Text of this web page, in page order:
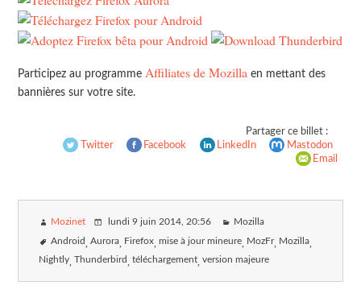
Participez au programme Affiliates de Mozilla en mettant des
bannières sur votre site.
Partager ce billet :
Twitter
Facebook LinkedIn
Mastodon
Email
Mozinet lundi 9 juin 2014 , 20:56 Mozilla
Android Aurora Firefox mise à jour mineure MozFr Mozilla
Nightly Thunderbird téléchargement version majeure